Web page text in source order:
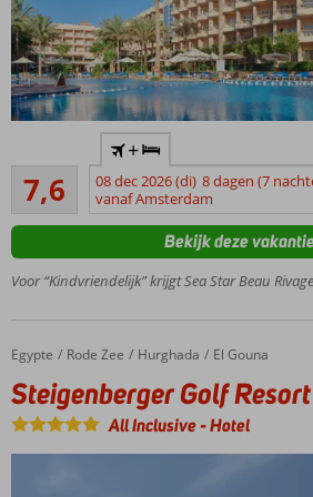
het
strand
2
& apart
Diverse
7,6
Goed
24
beoordelingen
+
08 dec 2026 (di) 8 dagen (7
vanaf Amsterdam
Voor “Kindvriendelijk” krijgt Sea Star Beau
Bekijk deze
Home
Egypte Rode Zee Hurghada El Gouna
Steigenberger Golf Resort
Steigenberger Golf Resort
All Inclusive-Hotel